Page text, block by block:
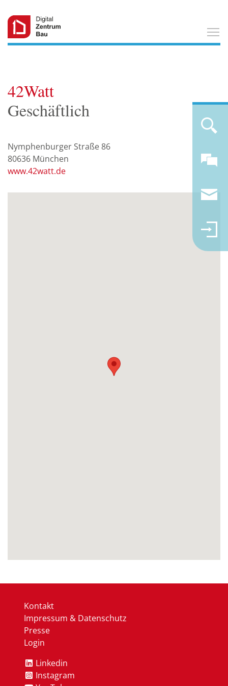
42Watt
Geschäftlich
Nymphenburger Straße 86
80636 München
www.42watt.de
Kontakt
Impressum & Datenschutz
Presse
Login
Linkedin
Instagram